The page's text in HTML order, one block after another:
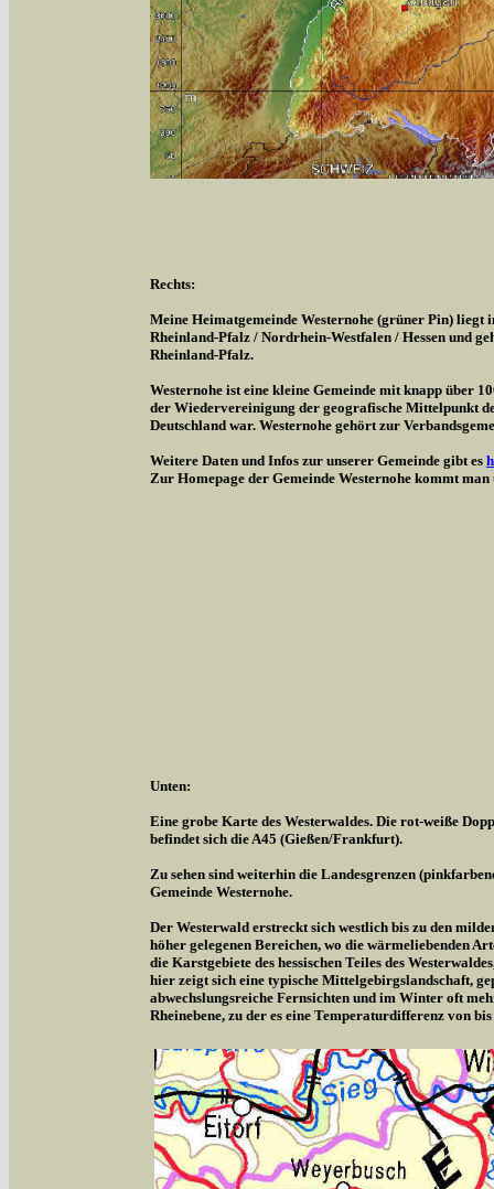
Rechts:
Meine Heimatgemeinde Westernohe (grüner Pin) liegt
Rheinland-Pfalz / Nordrhein-Westfalen / Hessen und
Rheinland-Pfalz.
Westernohe ist eine kleine Gemeinde mit knapp über
der Wiedervereinigung der geografische Mittelpunkt
Deutschland war. Westernohe gehört zur
Weitere Daten und Infos zur unserer Gemeinde gibt es
Zur Homepage der Gemeinde Westernohe kommt
Unten:
Eine grobe Karte des Westerwaldes. Die rot-weiße
befindet sich die A45 (Gießen/Frankfurt).
Zu sehen sind weiterhin die Landesgrenzen
Gemeinde Westernohe.
Der Westerwald erstreckt sich westlich bis zu den
höher gelegenen Bereichen, wo die wärmeliebenden
die Karstgebiete des hessischen Teiles des
hier zeigt sich eine typische Mittelgebirgslandschaft,
abwechslungsreiche Fernsichten und im Winter oft
Rheinebene, zu der es eine Temperaturdifferenz von